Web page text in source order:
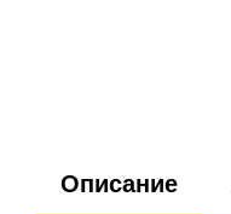
Описание